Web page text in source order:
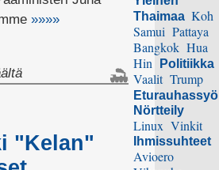
»»»»
artikkelissa
irstisanomissuoja-
kiistassa
"Kelan"
Thaimaa Koh
Samui Pattaya
Bangkok Hua
Hin
Politiikka
Vaalit Trump
Nörtteily
Linux Vinkit
Ihmissuhteet
Avioero